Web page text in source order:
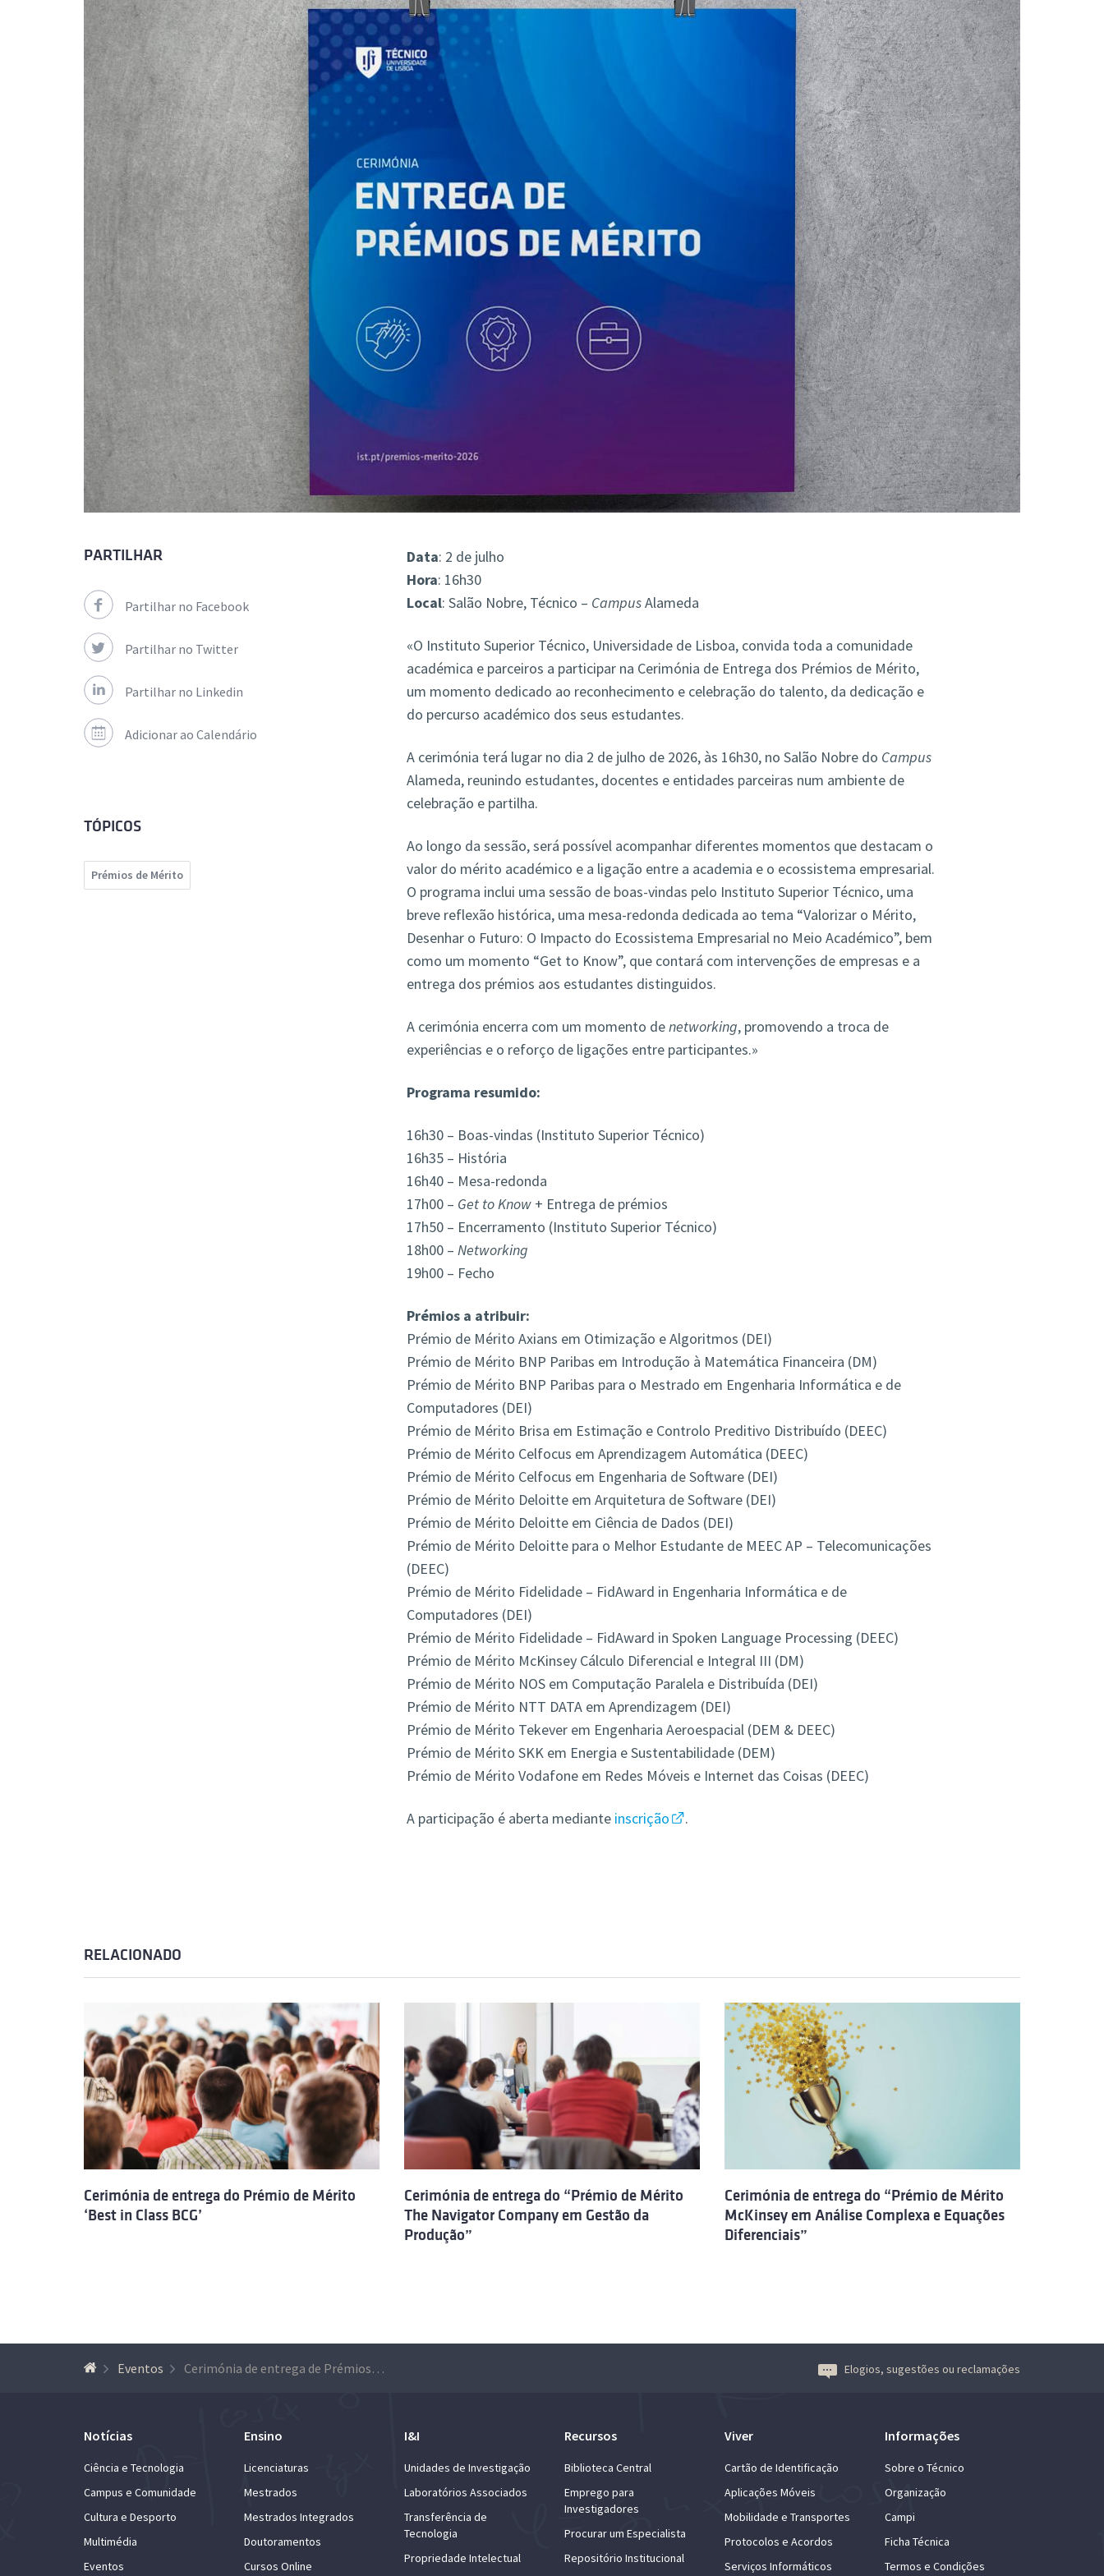
Formação Avançada
Acreditações A3ES
Data: 2 de julho
Hora: 16h30
Local: Salão Nobre, Técnico – CampusAlameda
«O Instituto Superior Técnico, Universidade de Lisboa, convida toda a comunidade
académica e parceiros a participar na Cerimónia de Entrega dos Prémios de Mérito,
um momento dedicado ao reconhecimento e celebração do talento, da dedicação e
do percurso académico dos seus estudantes.
A cerimónia terá lugar no dia 2 de julho de 2026, às 16h30, no Salão Nobre do Campus
Alameda, reunindo estudantes, docentes e entidades parceiras num ambiente de
celebração e partilha.
Ao longo da sessão, será possível acompanhar diferentes momentos que destacam o
valor do mérito académico e a ligação entre a academia e o ecossistema empresarial.
O programa inclui uma sessão de boas-vindas pelo Instituto Superior Técnico, uma
breve reflexão histórica, uma mesa-redonda dedicada ao tema “Valorizar o Mérito,
Desenhar o Futuro: O Impacto do Ecossistema Empresarial no Meio Académico”, bem
como um momento “Get to Know”, que contará com intervenções de empresas e a
entrega dos prémios aos estudantes distinguidos.
A cerimónia encerra com um momento denetworking, promovendo a troca de
experiências e o reforço de ligações entre participantes.»
Programa resumido:
16h30 – Boas-vindas (Instituto Superior Técnico)
16h35 – História
16h40 – Mesa-redonda
17h00 – Get to Know+ Entrega de prémios
17h50 – Encerramento (Instituto Superior Técnico)
18h00 – Networking
19h00 – Fecho
Prémios a atribuir:
Prémio de Mérito Axians em Otimização e Algoritmos (DEI)
Prémio de Mérito BNP Paribas em Introdução à Matemática Financeira (DM)
Prémio de Mérito BNP Paribas para o Mestrado em Engenharia Informática e de
Computadores (DEI)
Prémio de Mérito Brisa em Estimação e Controlo Preditivo Distribuído (DEEC)
Prémio de Mérito Celfocus em Aprendizagem Automática (DEEC)
Prémio de Mérito Celfocus em Engenharia de Software (DEI)
Prémio de Mérito Deloitte em Arquitetura de Software (DEI)
Prémio de Mérito Deloitte em Ciência de Dados (DEI)
Prémio de Mérito Deloitte para o Melhor Estudante de MEEC AP – Telecomunicações
(DEEC)
Prémio de Mérito Fidelidade – FidAward in Engenharia Informática e de
Computadores (DEI)
Prémio de Mérito Fidelidade – FidAward in Spoken Language Processing (DEEC)
Prémio de Mérito McKinsey Cálculo Diferencial e Integral III (DM)
Prémio de Mérito NOS em Computação Paralela e Distribuída (DEI)
Prémio de Mérito NTT DATA em Aprendizagem (DEI)
Prémio de Mérito Tekever em Engenharia Aeroespacial (DEM & DEEC)
Prémio de Mérito SKK em Energia e Sustentabilidade (DEM)
Prémio de Mérito Vodafone em Redes Móveis e Internet das Coisas (DEEC)
A participação é aberta mediante inscrição .
PARTILHAR
Partilhar no Facebook
Partilhar no Twitter
Partilhar no Linkedin
Adicionar ao Calendário
TÓPICOS
Prémios de Mérito
RELACIONADO
Cerimónia de entrega do Prémio de Mérito
‘Best in Class BCG’
Cerimónia de entrega do “Prémio de Mérito
The Navigator Company em Gestão da
Produção”
Cerimónia de entrega do “Prémio de Mérito
McKinsey em Análise Complexa e Equações
Diferenciais”
Eventos Cerimónia de entrega de Prémios de Mérito Elogios, sugestões ou reclamações
Notícias
Ciência e Tecnologia
Campus e Comunidade
Cultura e Desporto
Multimédia
Eventos
Ensino
Licenciaturas
Mestrados
Mestrados Integrados
Doutoramentos
Cursos Online
I&I
Unidades de Investigação
Laboratórios Associados
Transferência de
Tecnologia
Propriedade Intelectual
Recursos
Biblioteca Central
Emprego para
Investigadores
Procurar um Especialista
Repositório Institucional
Viver
Cartão de Identificação
Aplicações Móveis
Mobilidade e Transportes
Protocolos e Acordos
Serviços Informáticos
Informações
Sobre o Técnico
Organização
Campi
Ficha Técnica
Termos e Condições